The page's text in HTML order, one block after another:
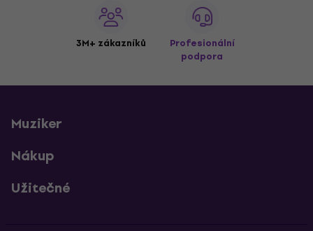
3M+ zákazníků
Profesionální
podpora
Muziker
Nákup
Užitečné